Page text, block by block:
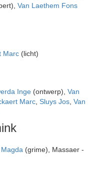
Van Laethem Fons
Marc (licht)
Inge (ontwerp), Van
Marc Sluys Jos Van
(grime), Massaer -